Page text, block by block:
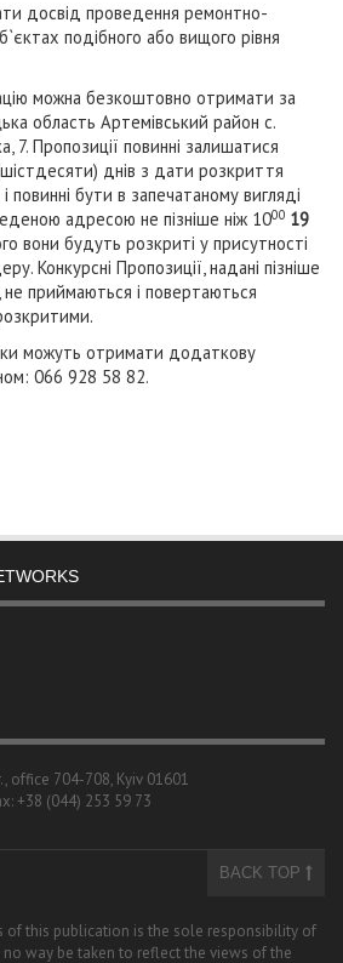
досвід проведення ремонтно-
подібного або вищого рівня
можна безкоштовно отримати за
область Артемівський район с.
7. Пропозиції повинні залишатися
днів з дати розкриття
повинні бути в запечатаному вигляді
адресою не пізніше ніж 1000 19
вони будуть розкриті у присутності
Конкурсні Пропозиції, надані пізніше
не приймаються і повертаються
можуть отримати додаткову
066 928 58 82.
office 704-708, Kyiv 01601
+38 (044) 253 59 73
BACK TOP
this publication is the sole responsibility of
no way be taken to reflect the views of the